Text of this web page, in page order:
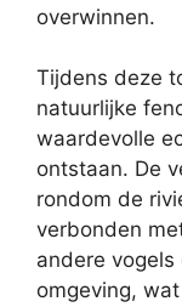
overwinnen.
Tijdens deze
natuurlijke
waardevolle
ontstaan. De
rondom de
verbonden
andere
omgeving,